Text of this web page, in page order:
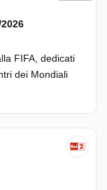
FIFA, dedicati
dei Mondiali